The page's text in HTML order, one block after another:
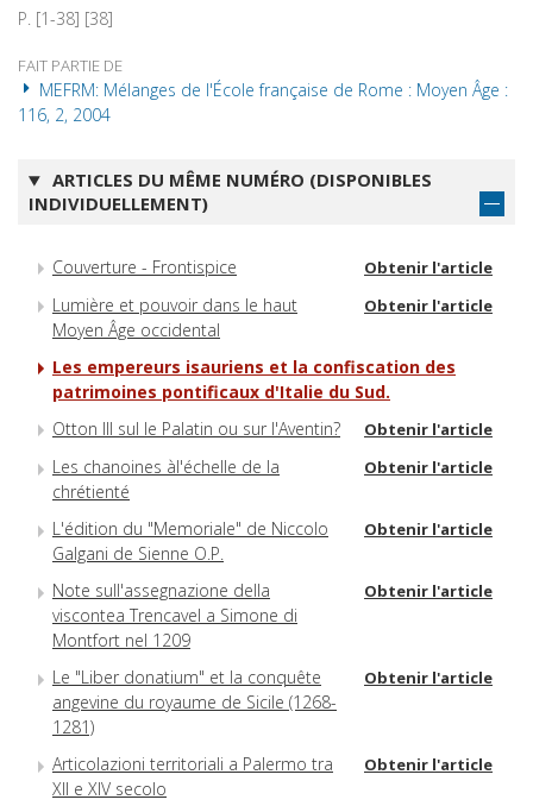
P. [1-38] [38]
FAIT PARTIE DE
MEFRM: Mélanges de l'École française de Rome : Moyen Âge :
116, 2, 2004
ARTICLES DU MÊME NUMÉRO (DISPONIBLES
INDIVIDUELLEMENT)
Couverture - Frontispice Obtenir l'article
Lumière et pouvoir dans le haut
Moyen Âge occidental
Obtenir l'article
Les empereurs isauriens et la confiscation des
patrimoines pontificaux d'Italie du Sud.
Otton III sul le Palatin ou sur l'Aventin?
Obtenir l'article
Les chanoines àl'échelle de la
chrétienté
Obtenir l'article
L'édition du "Memoriale" de Niccolo
Galgani de Sienne O.P.
Obtenir l'article
Note sull'assegnazione della
viscontea Trencavel a Simone di
Montfort nel 1209
Obtenir l'article
Le "Liber donatium" et la conquête
angevine du royaume de Sicile (1268-
1281)
Obtenir l'article
Articolazioni territoriali a Palermo tra
XII e XIV secolo
Obtenir l'article